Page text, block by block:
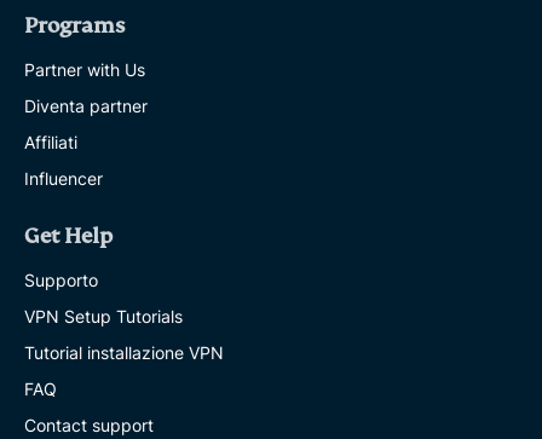
Programs
Partner with Us
Diventa partner
Affiliati
Influencer
Get Help
Supporto
VPN Setup Tutorials
Tutorial installazione VPN
FAQ
Contact support